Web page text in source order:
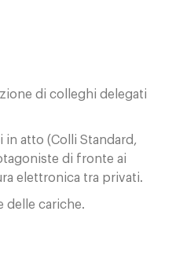
di colleghi delegati
in atto (Colli Standard,
di fronte ai
elettronica tra privati.
delle cariche.